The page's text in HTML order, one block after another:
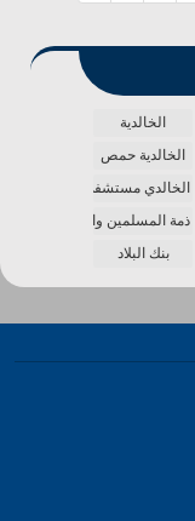
الخالدية
الخالدية حمص
الخالدي مستشفى
ذمة المسلمين واحدة
بنك البلاد